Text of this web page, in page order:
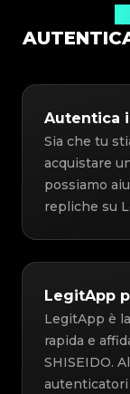
Autentica i
Sia che tu
acquistare
possiamo
repliche su
LegitApp
LegitApp è
rapida e
SHISEIDO.